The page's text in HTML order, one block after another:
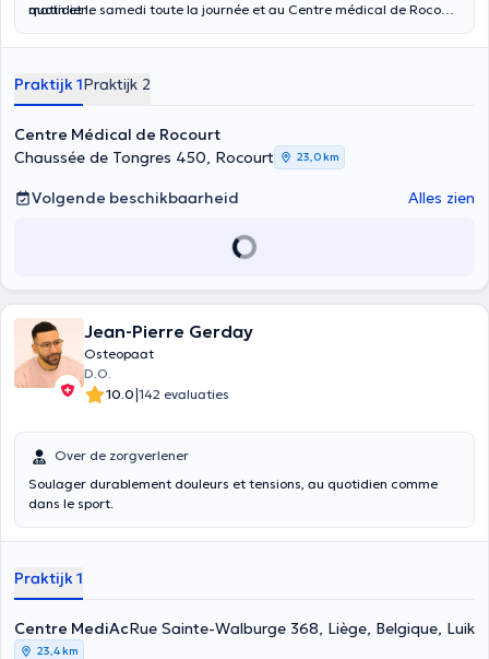
quotidien.
matin et le samedi toute la journée et au Centre médical de Rocourt
Praktijk 1Praktijk 2
Centre Médical de Rocourt
Chaussée de Tongres 450, Rocourt
23,0 km
Volgende beschikbaarheid Alles zien
Jean-Pierre Gerday
Osteopaat
D.O.
10.0|142 evaluaties
Over de zorgverlener
Soulager durablement douleurs et tensions, au quotidien comme
dans le sport.
Praktijk 1
Centre MediAcRue Sainte-Walburge 368, Liège, Belgique, Luik
23,4 km